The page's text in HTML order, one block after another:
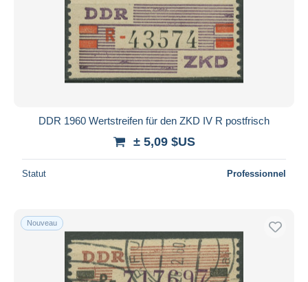
DDR 1960 Wertstreifen für den ZKD IV R postfrisch
± 5,09 $US
Statut Professionnel
Nouveau